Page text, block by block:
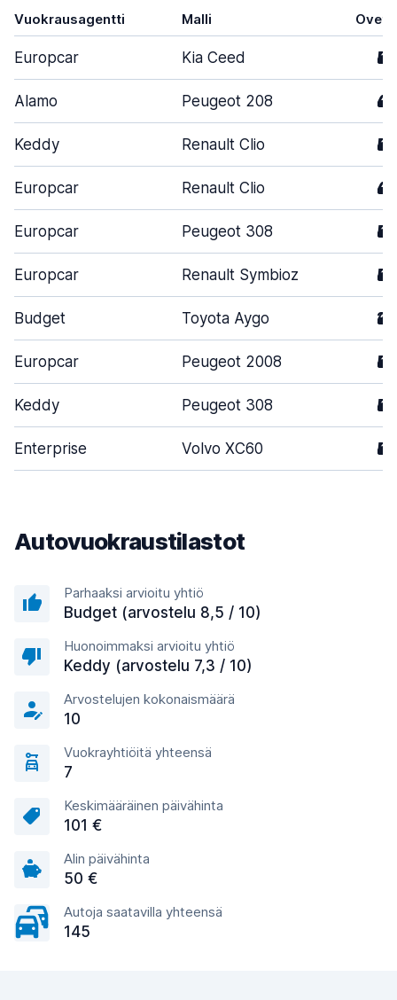
Vuokrausagentti Malli Ovet
Europcar Kia Ceed 5
Alamo Peugeot 208 4
Keddy Renault Clio 5
Europcar Renault Clio 4
Europcar Peugeot 308 5
Europcar Renault Symbioz 5
Budget Toyota Aygo 2
Europcar Peugeot 2008 5
Keddy Peugeot 308 5
Enterprise Volvo XC60 5
Autovuokraustilastot
Parhaaksi arvioitu yhtiö
Budget (arvostelu 8,5 / 10)
Huonoimmaksi arvioitu yhtiö
Keddy (arvostelu 7,3 / 10)
Arvostelujen kokonaismäärä
10
Vuokrayhtiöitä yhteensä
7
Keskimääräinen päivähinta
101 €
Alin päivähinta
50 €
Autoja saatavilla yhteensä
145